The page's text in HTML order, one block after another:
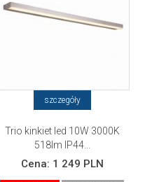
szczegóły
Trio kinkiet led 10W 3000K
518lm IP44...
Cena: 1 249 PLN